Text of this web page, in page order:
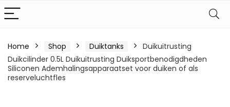
Home Shop Duiktanks
Duikuitrusting
Duikcilinder 0.5L Duikuitrusting Duiksportbenodigdheden
Siliconen Ademhalingsapparaatset voor duiken of als
reserveluchtfles